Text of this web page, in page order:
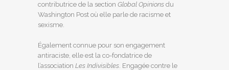
contributrice de la section Global Opinions du
Washington Post où elle parle de racisme et
sexisme.
Également connue pour son engagement
antiraciste, elle est la co-fondatrice de
l’association Les Indivisibles. Engagée contre le